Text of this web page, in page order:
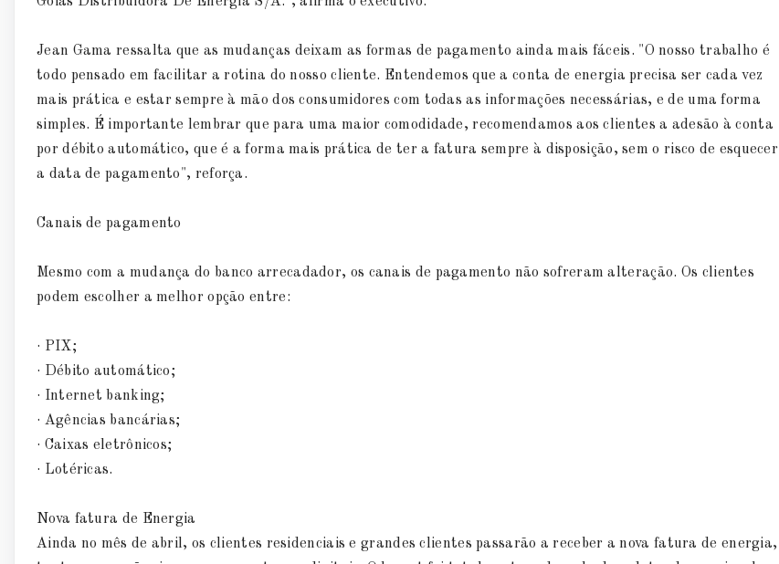
Jean Gama ressalta que as mudanças deixam as formas de pagamento ainda mais fáceis. "O nosso trabalho é
todo pensado em facilitar a rotina do nosso cliente. Entendemos que a conta de energia precisa ser cada vez
mais prática e estar sempre à mão dos consumidores com todas as informações necessárias, e de uma forma
simples. É importante lembrar que para uma maior comodidade, recomendamos aos clientes a adesão à conta
por débito automático, que é a forma mais prática de ter a fatura sempre à disposição, sem o risco de esquecer
a data de pagamento", reforça.
Canais de pagamento
Mesmo com a mudança do banco arrecadador, os canais de pagamento não sofreram alteração. Os clientes
podem escolher a melhor opção entre:
· PIX;
· Débito automático;
· Internet banking;
· Agências bancárias;
· Caixas eletrônicos;
· Lotéricas.
Nova fatura de Energia
Ainda no mês de abril, os clientes residenciais e grandes clientes passarão a receber a nova fatura de energia,